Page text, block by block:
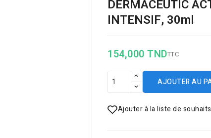
DERMACEUTIC
INTENSIF, 30ml
154,000 TNDTTC
AJOUTER AU
Ajouter à la liste de souhaits